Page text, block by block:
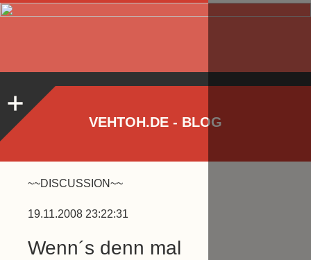
VEHTOH.DE - BLOG
~~DISCUSSION~~
19.11.2008 23:22:31
Wenn´s denn mal